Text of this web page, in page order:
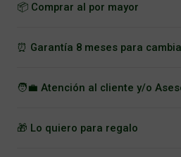
📦 Comprar al por mayor
⏰ Garantía 8 meses para
🧑‍💼 Atención al cliente y/o
🎁 Lo quiero para regalo